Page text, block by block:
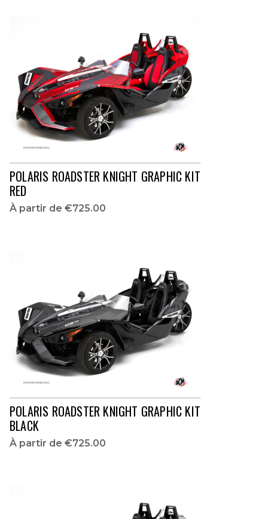
POLARIS ROADSTER KNIGHT GRAPHIC KIT
RED
À partir de €725.00
POLARIS ROADSTER KNIGHT GRAPHIC KIT
BLACK
À partir de €725.00